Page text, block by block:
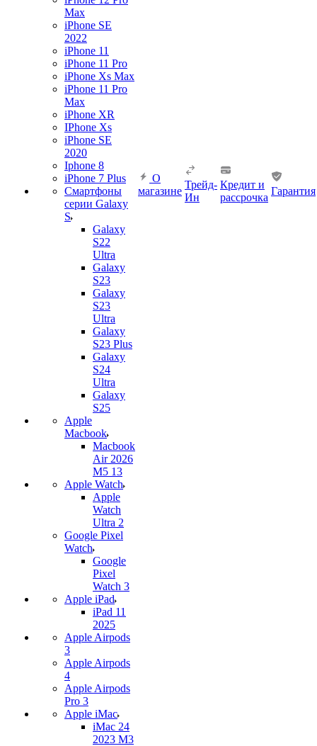
Max
iPhone SE
2022
iPhone 11
iPhone 11 Pro
iPhone Xs Max
iPhone 11 Pro
Max
iPhone XR
IPhone Xs
iPhone SE
2020
Iphone 8
iPhone 7 Plus
Смартфоны
серии Galaxy
S
Galaxy
S22
Ultra
Galaxy
S23
Galaxy
S23
Ultra
Galaxy
S23 Plus
Galaxy
S24
Ultra
Galaxy
S25
Apple
Macbook
Macbook
Air 2026
M5 13
Apple Watch
Apple
Watch
Ultra 2
Google Pixel
Watch
Google
Pixel
Watch 3
Apple iPad
iPad 11
2025
Apple Airpods
3
Apple Airpods
4
Apple Airpods
Pro 3
Apple iMac
iMac 24
2023 M3
О
магазине
Трейд-
Ин
Кредит и
рассрочка
Гарантия